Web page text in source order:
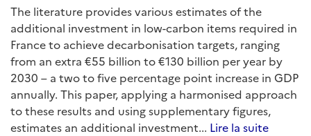
The literature provides various estimates of the
additional investment in low-carbon items required in
France to achieve decarbonisation targets, ranging
from an extra €55 billion to €130 billion per year by
2030 – a two to five percentage point increase in GDP
annually. This paper, applying a harmonised approach
to these results and using supplementary figures,
estimates an additional investment... Lire la suite